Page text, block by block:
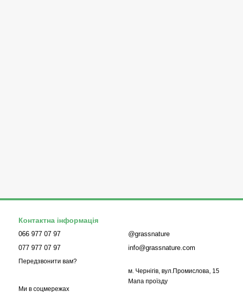
Контактна інформація
066 977 07 97
077 977 07 97
Передзвонити вам?
@grassnature
info@grassnature.com
м. Чернігів, вул.Промислова, 15
Мапа проїзду
Ми в соцмережах